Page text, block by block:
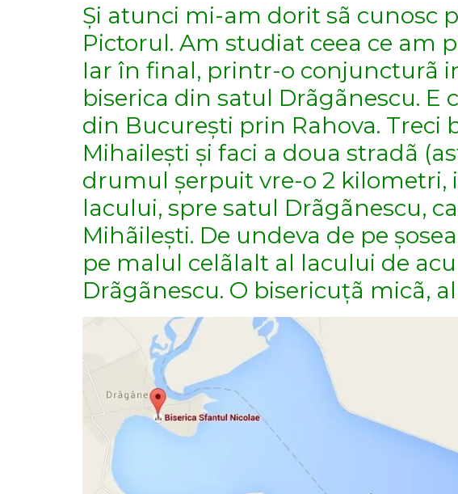
Și atunci mi-am dorit sã cunosc
Pictorul. Am studiat ceea ce am
Iar în final, printr-o conjuncturã
biserica din satul Drãgãnescu.
din București prin Rahova. Treci
Mihailești și faci a doua stradã
drumul șerpuit vre-o 2 kilometri,
lacului, spre satul Drãgãnescu,
Mihãilești. De undeva de pe
pe malul celãlalt al lacului de
Drãgãnescu. O bisericuțã micã,